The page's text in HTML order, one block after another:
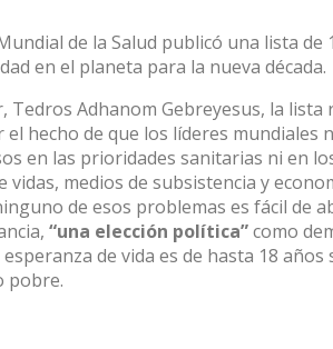
de la Salud publicó una lista de
en el planeta para la nueva década.
Tedros Adhanom Gebreyesus, la
hecho de que los líderes mundiales
en las prioridades sanitarias ni en
vidas, medios de subsistencia y
de esos problemas es fácil de
“una elección política”como
de vida es de hasta 18
pobre.